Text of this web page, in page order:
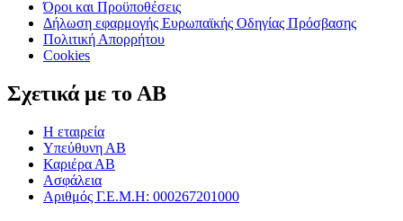
Όροι και Προϋποθέσεις
Δήλωση εφαρμογής Ευρωπαϊκής Οδηγίας Πρόσβασης
Πολιτική Απορρήτου
Cookies
Σχετικά με το ΑΒ
Η εταιρεία
Υπεύθυνη ΑΒ
Καριέρα ΑΒ
Ασφάλεια
Αριθμός Γ.Ε.Μ.Η: 000267201000